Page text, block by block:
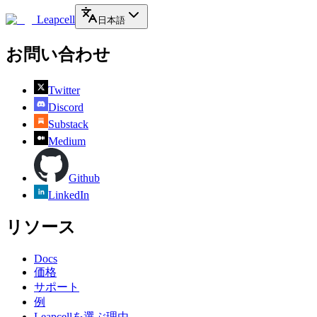
Leapcell 日本語
お問い合わせ
Twitter
Discord
Substack
Medium
Github
LinkedIn
リソース
Docs
価格
サポート
例